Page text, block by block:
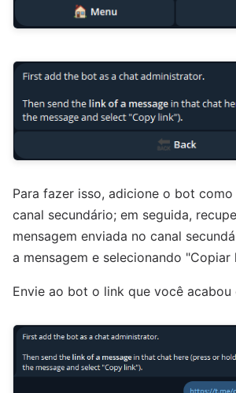
Para fazer isso, adicione o bot
canal secundário; em seguida,
mensagem enviada no canal
a mensagem e selecionando "Copiar
Envie ao bot o link que você acabou